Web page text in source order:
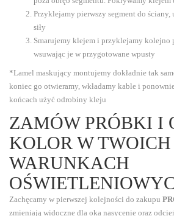
Przyklejamy pierwszy segment do
siły
Smarujemy klejem i przyklejamy kolejno
wsuwając je w przygotowane wpusty
*Lamel maskujący montujemy dokładnie tak
koniec go otwieramy, wkładamy kable i
końcach użyć odrobiny kleju
ZAMÓW PRÓBKI I
KOLOR W TWOICH
WARUNKACH
Zachęcamy w pierwszej kolejności do zakupu
zmieniają widoczne dla oka nasycenie oraz